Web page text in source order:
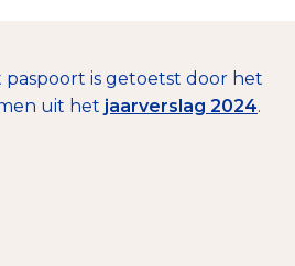
paspoort is getoetst door het
uit het jaarverslag 2024.